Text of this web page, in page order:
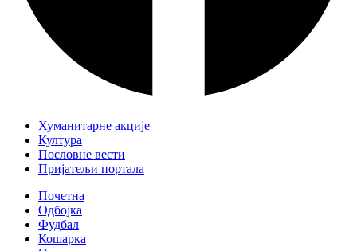
Хуманитарне акције
Култура
Пословне вести
Пријатељи портала
Почетна
Одбојка
Фудбал
Кошарка